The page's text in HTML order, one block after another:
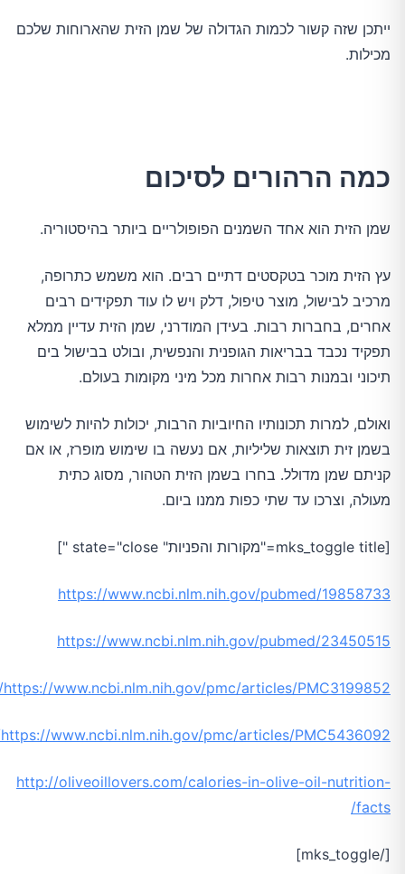
ייתכן שזה קשור לכמות הגדולה של שמן הזית שהארוחות שלכם
מכילות.
כמה הרהורים לסיכום
שמן הזית הוא אחד השמנים הפופולריים ביותר בהיסטוריה.
עץ הזית מוכר בטקסטים דתיים רבים. הוא משמש כתרופה,
מרכיב לבישול, מוצר טיפול, דלק ויש לו עוד תפקידים רבים
אחרים, בחברות רבות. בעידן המודרני, שמן הזית עדיין ממלא
תפקיד נכבד בבריאות הגופנית והנפשית, ובולט בבישול בים
תיכוני ובמנות רבות אחרות מכל מיני מקומות בעולם.
ואולם, למרות תכונותיו החיוביות הרבות, יכולות להיות לשימוש
בשמן זית תוצאות שליליות, אם נעשה בו שימוש מופרז, או אם
קניתם שמן מדולל. בחרו בשמן הזית הטהור, מסוג כתית
מעולה, וצרכו עד שתי כפות ממנו ביום.
[mks_toggle title="מקורות והפניות" state="close "]
https://www.ncbi.nlm.nih.gov/pubmed/19858733
https://www.ncbi.nlm.nih.gov/pubmed/23450515
https://www.ncbi.nlm.nih.gov/pmc/articles/PMC3199852/
https://www.ncbi.nlm.nih.gov/pmc/articles/PMC5436092/
http://oliveoillovers.com/calories-in-olive-oil-nutrition-
facts/
[/mks_toggle]